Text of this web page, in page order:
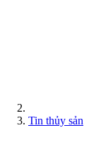
Tin thủy sản